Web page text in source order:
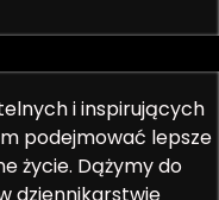
i inspirujących
podejmować lepsze
życie. Dążymy do